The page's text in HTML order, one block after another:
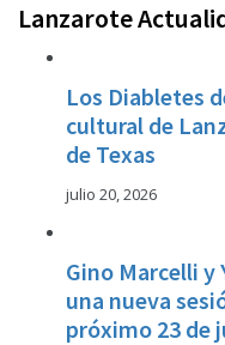
Lanzarote
Los Diabletes
cultural de
de Texas
julio 20, 2026
Gino Marcelli y
una nueva
próximo 23 de